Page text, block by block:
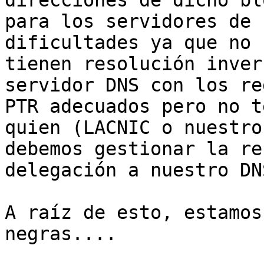
para los servidores de
dificultades ya que no
tienen resolución
servidor DNS con los
PTR adecuados pero
quien (LACNIC o
debemos gestionar la
delegación a nuestro
A raíz de esto,
negras....